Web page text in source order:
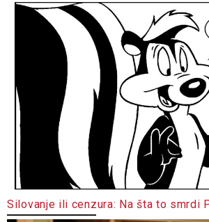
Silovanje ili cenzura: Na šta to smrdi